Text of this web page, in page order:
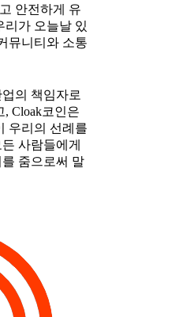
안전하게 유
리가 오늘날 있
뮤니티와 소통
의 책임자로
Cloak코인은
우리의 선례를
사람들에게
줌으로써 말